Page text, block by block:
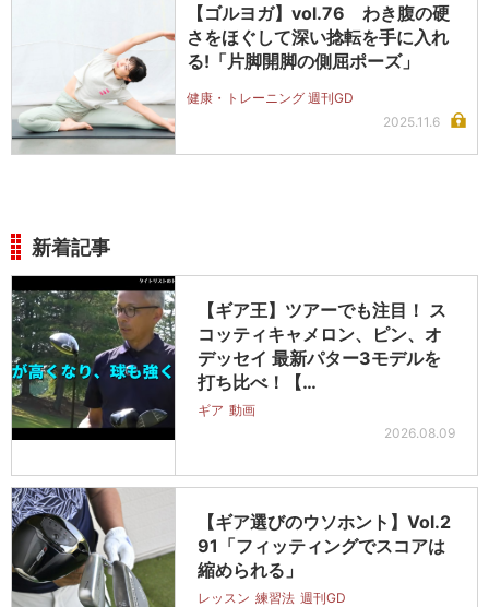
【ゴルヨガ】vol.76 わき腹の硬
さをほぐして深い捻転を手に入れ
る!「片脚開脚の側屈ポーズ」
健康・トレーニング 週刊GD
2025.11.6
新着記事
【ギア王】ツアーでも注目！ ス
コッティキャメロン、ピン、オ
デッセイ 最新パター3モデルを
打ち比べ！【…
ギア 動画
2026.08.09
【ギア選びのウソホント】Vol.2
91「フィッティングでスコアは
縮められる」
レッスン 練習法 週刊GD